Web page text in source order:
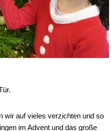
wir auf vieles verzichten und so
im Advent und das große